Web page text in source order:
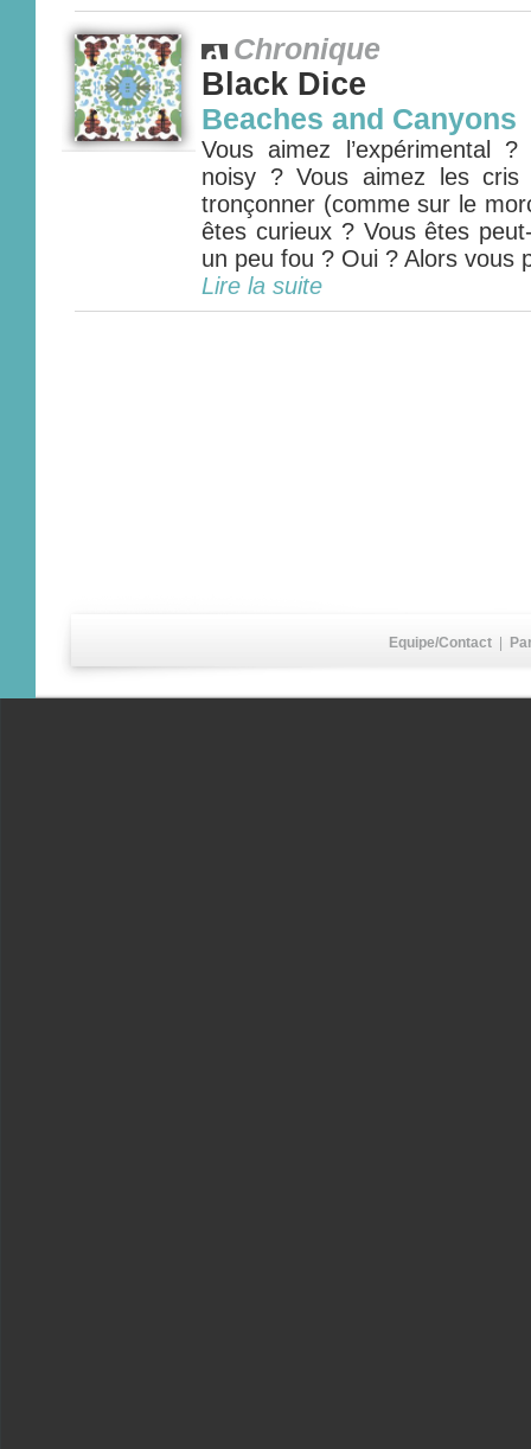
Chronique
Black Dice
Beaches and Canyons
Vous aimez l’expérimental
noisy ? Vous aimez les cris
tronçonner (comme sur le
êtes curieux ? Vous êtes
un peu fou ? Oui ? Alors vous
Lire la suite
Equipe/Contact